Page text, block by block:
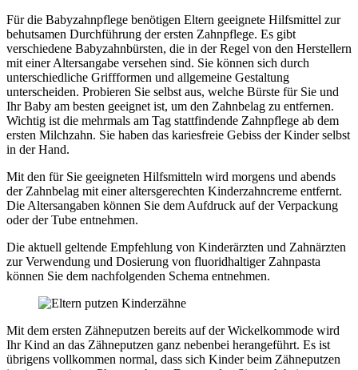
Für die Babyzahnpflege benötigen Eltern geeignete Hilfsmittel zur
behutsamen Durchführung der ersten Zahnpflege. Es gibt
verschiedene Babyzahnbürsten, die in der Regel von den Herstellern
mit einer Altersangabe versehen sind. Sie können sich durch
unterschiedliche Griffformen und allgemeine Gestaltung
unterscheiden. Probieren Sie selbst aus, welche Bürste für Sie und
Ihr Baby am besten geeignet ist, um den Zahnbelag zu entfernen.
Wichtig ist die mehrmals am Tag stattfindende Zahnpflege ab dem
ersten Milchzahn. Sie haben das kariesfreie Gebiss der Kinder selbst
in der Hand.
Mit den für Sie geeigneten Hilfsmitteln wird morgens und abends
der Zahnbelag mit einer altersgerechten Kinderzahncreme entfernt.
Die Altersangaben können Sie dem Aufdruck auf der Verpackung
oder der Tube entnehmen.
Die aktuell geltende Empfehlung von Kinderärzten und Zahnärzten
zur Verwendung und Dosierung von fluoridhaltiger Zahnpasta
können Sie dem nachfolgenden Schema entnehmen.
Mit dem ersten Zähneputzen bereits auf der Wickelkommode wird
Ihr Kind an das Zähneputzen ganz nebenbei herangeführt. Es ist
übrigens vollkommen normal, dass sich Kinder beim Zähneputzen